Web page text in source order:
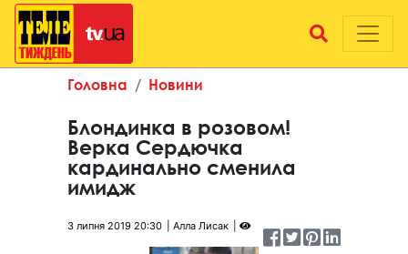
Головна Новини
Блондинка в розовом!
Верка Сердючка
кардинально сменила
имидж
3 липня 2019 20:30 Алла Лисак